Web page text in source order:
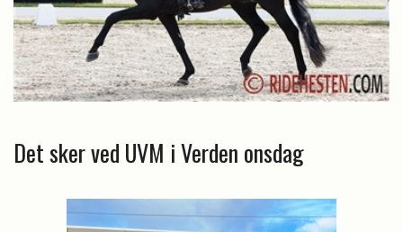
Det sker ved UVM i Verden onsdag